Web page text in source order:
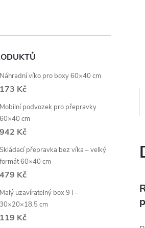
Náhradní víko pro boxy 60×40 cm
173 Kč
Mobilní podvozek pro přepravky
60×40 cm
942 Kč
Skládací přepravka bez víka – velký
formát 60×40 cm
479 Kč
Malý uzavíratelný box 9 l –
30×20×18,5 cm
119 Kč